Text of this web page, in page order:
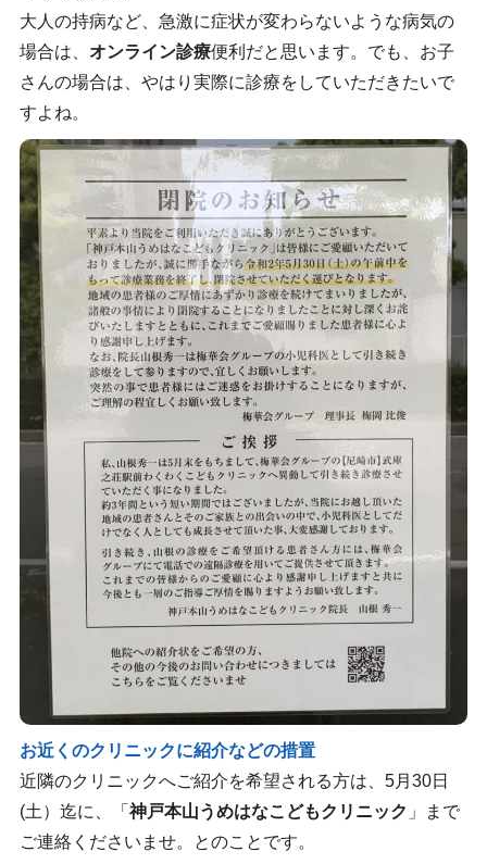
大人の持病など、急激に症状が変わらないような病気の
場合は、 オンライン診療便利だと思います。でも、お子
さんの場合は、やはり実際に診療をしていただきたいで
すよね。
お近くのクリニックに紹介などの措置
近隣のクリニックへご紹介を希望される方は、5月30日
(土）迄に、「 神戸本山うめはなこどもクリニック 」まで
ご連絡くださいませ。とのことです。